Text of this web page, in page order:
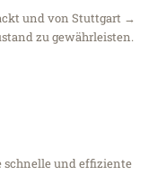
und von Stuttgart →
zu gewährleisten.
schnelle und effiziente